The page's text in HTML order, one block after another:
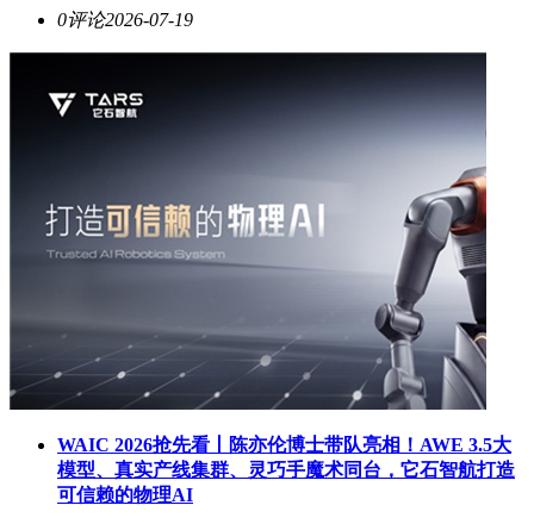
0评论2026-07-19
WAIC 2026抢先看丨陈亦伦博士带队亮相！AWE 3.5大
模型、真实产线集群、灵巧手魔术同台，它石智航打造
可信赖的物理AI